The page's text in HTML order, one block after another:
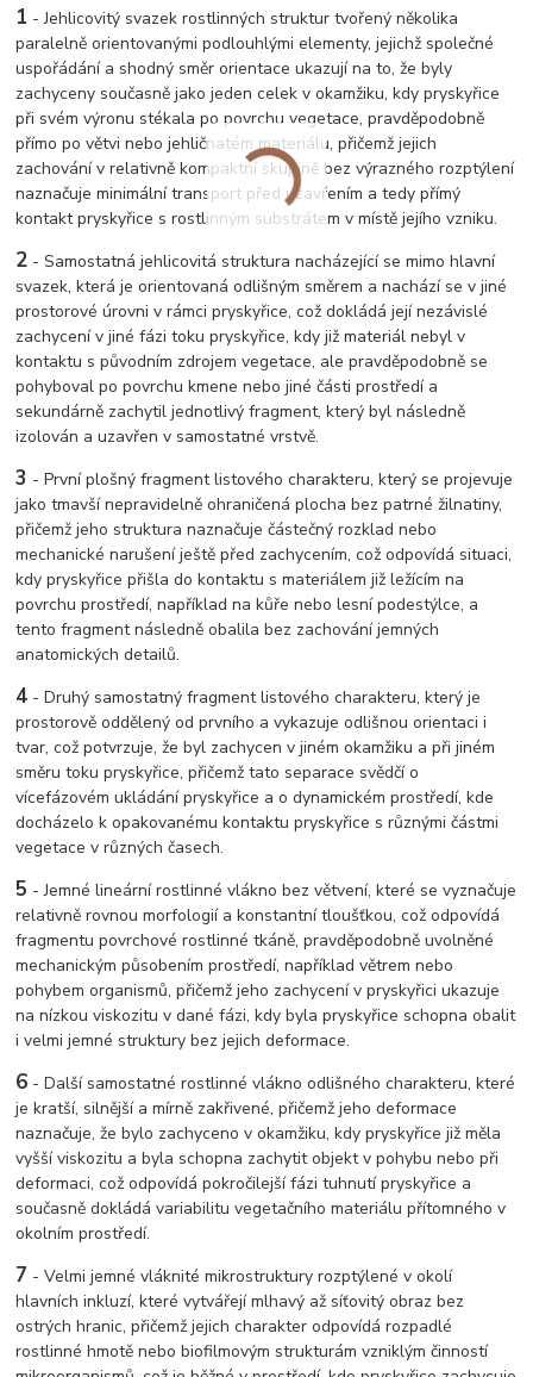
1 -Jehlicovitý svazek rostlinných struktur tvořený několika
paralelně orientovanými podlouhlými elementy, jejichž společné
uspořádání a shodný směr orientace ukazují na to, že byly
zachyceny současně jako jeden celek v okamžiku, kdy pryskyřice
při svém výronu stékala po povrchu vegetace, pravděpodobně
přímo po větvi nebo jehličnatém materiálu, přičemž jejich
zachování v relativně kompaktní skupině bez výrazného rozptýlení
naznačuje minimální transport před uzavřením a tedy přímý
kontakt pryskyřice s rostlinným substrátem v místě jejího vzniku.
2 -Samostatná jehlicovitá struktura nacházející se mimo hlavní
svazek, která je orientovaná odlišným směrem a nachází se v jiné
prostorové úrovni v rámci pryskyřice, což dokládá její nezávislé
zachycení v jiné fázi toku pryskyřice, kdy již materiál nebyl v
kontaktu s původním zdrojem vegetace, ale pravděpodobně se
pohyboval po povrchu kmene nebo jiné části prostředí a
sekundárně zachytil jednotlivý fragment, který byl následně
izolován a uzavřen v samostatné vrstvě.
3 -První plošný fragment listového charakteru, který se projevuje
jako tmavší nepravidelně ohraničená plocha bez patrné žilnatiny,
přičemž jeho struktura naznačuje částečný rozklad nebo
mechanické narušení ještě před zachycením, což odpovídá situaci,
kdy pryskyřice přišla do kontaktu s materiálem již ležícím na
povrchu prostředí, například na kůře nebo lesní podestýlce, a
tento fragment následně obalila bez zachování jemných
anatomických detailů.
4 -Druhý samostatný fragment listového charakteru, který je
prostorově oddělený od prvního a vykazuje odlišnou orientaci i
tvar, což potvrzuje, že byl zachycen v jiném okamžiku a při jiném
směru toku pryskyřice, přičemž tato separace svědčí o
vícefázovém ukládání pryskyřice a o dynamickém prostředí, kde
docházelo k opakovanému kontaktu pryskyřice s různými částmi
vegetace v různých časech.
5 -Jemné lineární rostlinné vlákno bez větvení, které se vyznačuje
relativně rovnou morfologií a konstantní tloušťkou, což odpovídá
fragmentu povrchové rostlinné tkáně, pravděpodobně uvolněné
mechanickým působením prostředí, například větrem nebo
pohybem organismů, přičemž jeho zachycení v pryskyřici ukazuje
na nízkou viskozitu v dané fázi, kdy byla pryskyřice schopna obalit
i velmi jemné struktury bez jejich deformace.
6 -Další samostatné rostlinné vlákno odlišného charakteru, které
je kratší, silnější a mírně zakřivené, přičemž jeho deformace
naznačuje, že bylo zachyceno v okamžiku, kdy pryskyřice již měla
vyšší viskozitu a byla schopna zachytit objekt v pohybu nebo při
deformaci, což odpovídá pokročilejší fázi tuhnutí pryskyřice a
současně dokládá variabilitu vegetačního materiálu přítomného v
okolním prostředí.
7 -Velmi jemné vláknité mikrostruktury rozptýlené v okolí
hlavních inkluzí, které vytvářejí mlhavý až síťovitý obraz bez
ostrých hranic, přičemž jejich charakter odpovídá rozpadlé
rostlinné hmotě nebo biofilmovým strukturám vzniklým činností